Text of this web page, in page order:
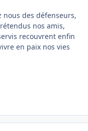
nous des défenseurs,
nos amis,
recouvrent enfin
en paix nos vies